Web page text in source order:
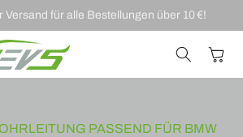
Versand für alle Bestellungen über 10 €!
PASSEND FÜR BMW